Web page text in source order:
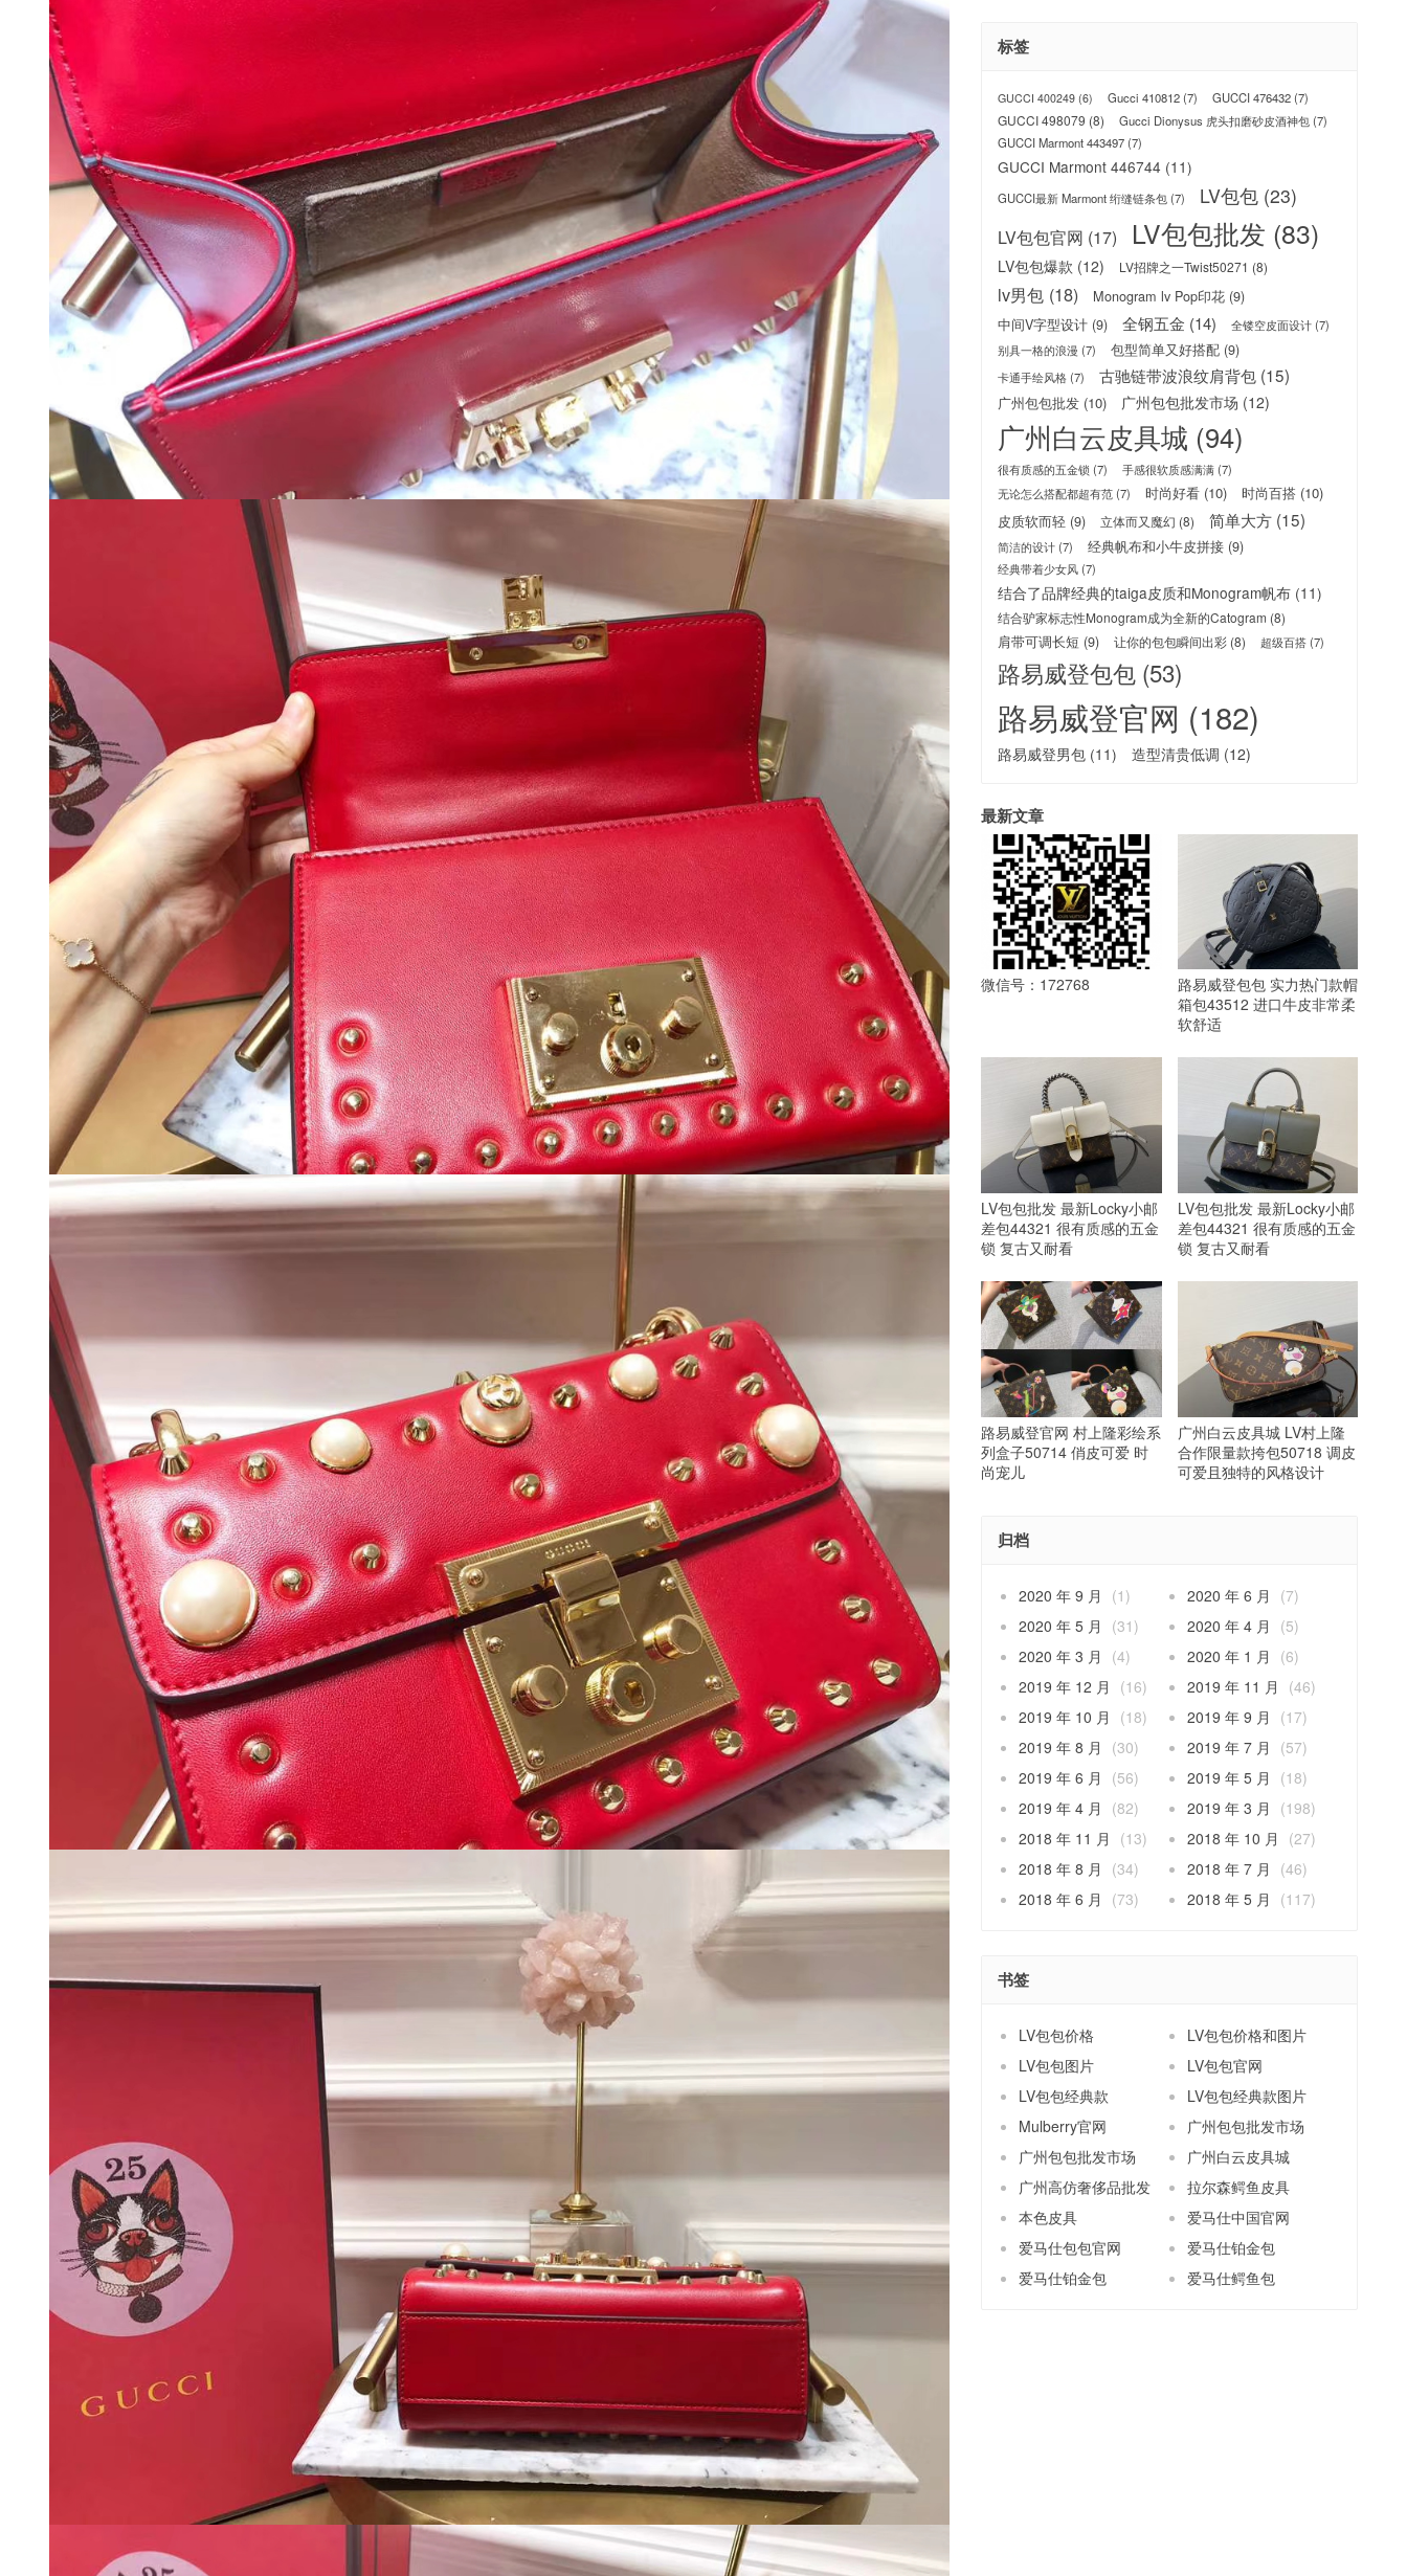
标签
GUCCI 400249 (6) Gucci 410812(7) GUCCI 476432(7)
GUCCI 498079 (8) Gucci Dionysus 虎头扣磨砂皮酒神包(7)
GUCCI Marmont 443497(7)
GUCCI Marmont 446744 (11)
GUCCI最新 Marmont 绗缝链条包(7) LV包包 (23)
LV包包官网 (17) LV包包批发 (83)
LV包包爆款 (12) LV招牌之一Twist50271 (8)
lv男包 (18) Monogram lv Pop印花 (9)
中间V字型设计 (9) 全钢五金 (14) 全镂空皮面设计(7)
别具一格的浪漫 (7) 包型简单又好搭配 (9)
卡通手绘风格(7) 古驰链带波浪纹肩背包 (15)
广州包包批发 (10) 广州包包批发市场 (12)
广州白云皮具城 (94)
很有质感的五金锁 (7) 手感很软质感满满(7)
无论怎么搭配都超有范(7) 时尚好看 (10) 时尚百搭 (10)
皮质软而轻 (9) 立体而又魔幻 (8) 简单大方 (15)
简洁的设计(7) 经典帆布和小牛皮拼接 (9)
经典带着少女风(7)
结合了品牌经典的taiga皮质和Monogram帆布 (11)
结合驴家标志性Monogram成为全新的Catogram (8)
肩带可调长短 (9) 让你的包包瞬间出彩 (8) 超级百搭(7)
路易威登包包 (53)
路易威登官网 (182)
路易威登男包 (11) 造型清贵低调 (12)
最新文章
微信号：172768
路易威登包包 实力热门款帽
箱包43512 进口牛皮非常柔
软舒适
LV包包批发 最新Locky小邮
差包44321 很有质感的五金
锁 复古又耐看
LV包包批发 最新Locky小邮
差包44321 很有质感的五金
锁 复古又耐看
路易威登官网 村上隆彩绘系
列盒子50714 俏皮可爱 时
尚宠儿
广州白云皮具城 LV村上隆
合作限量款挎包50718 调皮
可爱且独特的风格设计
归档
2020 年 9 月 (1) 2020 年 6 月
(7)
2020 年 5 月
(31) 2020 年 4 月
(5)
2020 年 3 月
(4) 2020 年 1 月
(6)
2019 年 12 月
(16) 2019 年 11 月
(46)
2019 年 10 月
(18) 2019 年 9 月
(17)
2019 年 8 月
(30) 2019 年 7 月
(57)
2019 年 6 月
(56) 2019 年 5 月
(18)
2019 年 4 月
(82) 2019 年 3 月
(198)
2018 年 11 月
(13) 2018 年 10 月
(27)
2018 年 8 月
(34) 2018 年 7 月
(46)
2018 年 6 月
(73) 2018 年 5 月 (117)
书签
LV包包价格
LV包包价格和图片
LV包包图片
LV包包官网
LV包包经典款
LV包包经典款图片
Mulberry官网
广州包包批发市场
广州包包批发市场
广州白云皮具城
广州高仿奢侈品批发
拉尔森鳄鱼皮具
本色皮具
爱马仕中国官网
爱马仕包包官网
爱马仕铂金包
爱马仕铂金包
爱马仕鳄鱼包